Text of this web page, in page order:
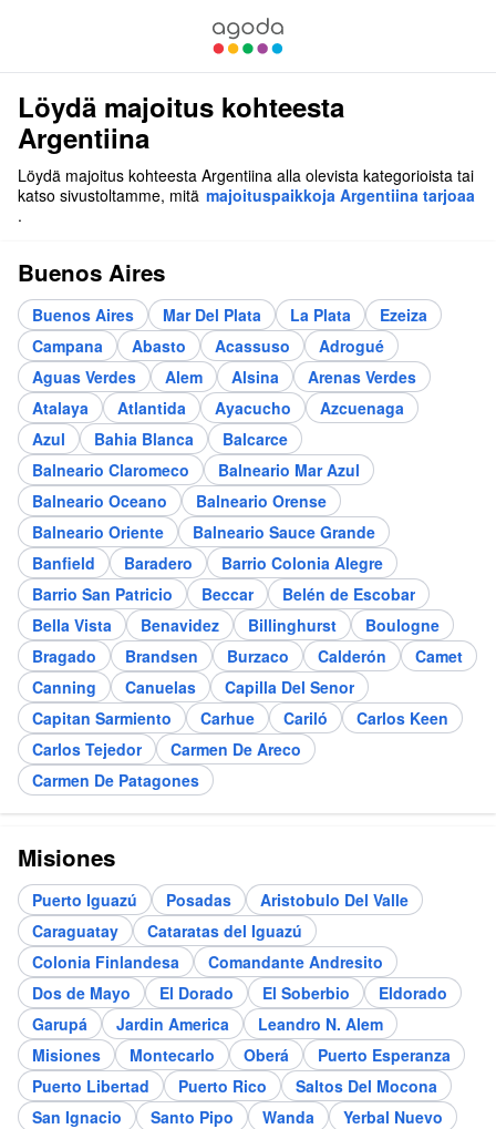
Löydä majoitus kohteesta
Argentiina
Löydä majoitus kohteesta Argentiina alla olevista kategorioista tai
katso sivustoltamme, mitä majoituspaikkoja Argentiina tarjoaa
.
Buenos Aires
Buenos Aires Mar Del Plata La Plata
Ezeiza
Campana
Abasto Acassuso
Adrogué
Aguas Verdes
Alem Alsina
Arenas Verdes
Atalaya
Atlantida Ayacucho
Azcuenaga
Azul
Bahia Blanca
Balcarce
Balneario Claromeco
Balneario Mar Azul
Balneario Oceano
Balneario Orense
Balneario Oriente
Balneario Sauce Grande
Banfield
Baradero
Barrio Colonia Alegre
Barrio San Patricio
Beccar
Belén de Escobar
Bella Vista
Benavidez Billinghurst
Boulogne
Bragado
Brandsen Burzaco Calderón
Camet
Canning
Canuelas
Capilla Del Senor
Capitan Sarmiento
Carhue Cariló
Carlos Keen
Carlos Tejedor
Carmen De Areco
Carmen De Patagones
Misiones
Puerto Iguazú Posadas
Aristobulo Del Valle
Caraguatay
Cataratas del Iguazú
Colonia Finlandesa
Comandante Andresito
Dos de Mayo
El Dorado El Soberbio
Eldorado
Garupá
Jardin America
Leandro N. Alem
Misiones
Montecarlo Oberá
Puerto Esperanza
Puerto Libertad
Puerto Rico
Saltos Del Mocona
San Ignacio
Santo Pipo Wanda Yerbal Nuevo